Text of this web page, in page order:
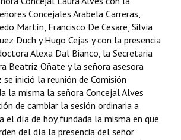
Públicas
Concejales Arabela Carreras,
Martín, Francisco De Cesare, Silvia
Duch y Hugo Cejas y con la presencia
Alexa Dal Bianco, la Secretaria
Beatriz Oñate y la señora asesora
inició la reunión de Comisión
la misma la señora Concejal Alves
de cambiar la sesión ordinaria a
el día de hoy fundada la misma en que
del día la presencia del señor